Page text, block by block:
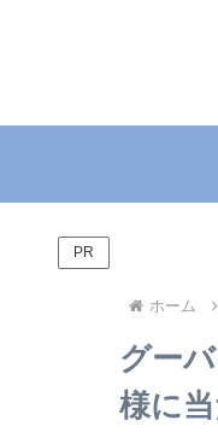
PR
ホーム
グー
様に